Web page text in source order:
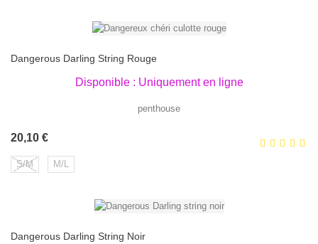
Dangerous Darling String Rouge
Disponible : Uniquement en ligne
penthouse
20,10 €Prix
S/M M/L
Dangerous Darling String Noir